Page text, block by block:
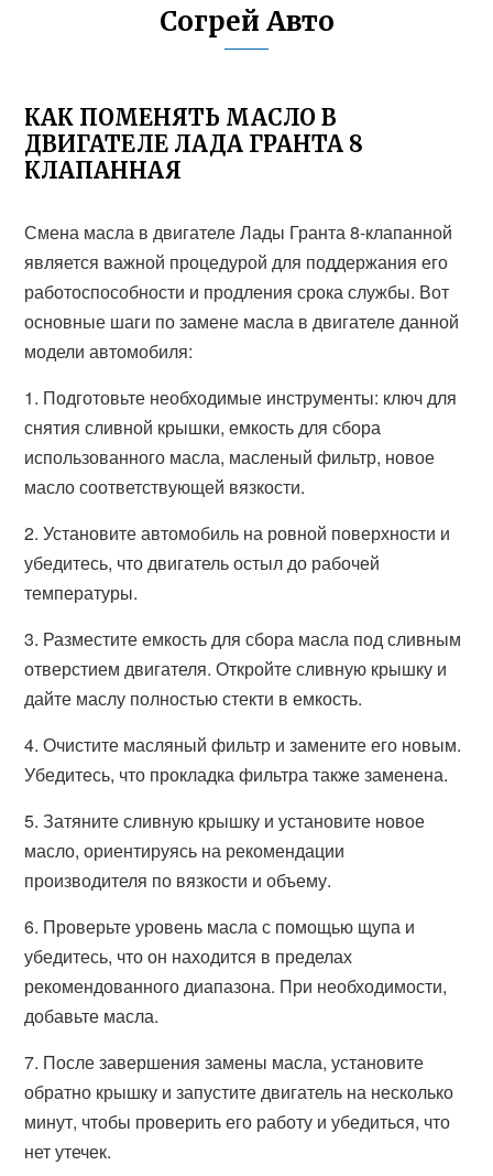
Согрей Авто
КАК ПОМЕНЯТЬ МАСЛО В
ДВИГАТЕЛЕ ЛАДА ГРАНТА 8
КЛАПАННАЯ
Смена масла в двигателе Лады Гранта 8-клапанной
является важной процедурой для поддержания его
работоспособности и продления срока службы. Вот
основные шаги по замене масла в двигателе данной
модели автомобиля:
1. Подготовьте необходимые инструменты: ключ для
снятия сливной крышки, емкость для сбора
использованного масла, масленый фильтр, новое
масло соответствующей вязкости.
2. Установите автомобиль на ровной поверхности и
убедитесь, что двигатель остыл до рабочей
температуры.
3. Разместите емкость для сбора масла под сливным
отверстием двигателя. Откройте сливную крышку и
дайте маслу полностью стекти в емкость.
4. Очистите масляный фильтр и замените его новым.
Убедитесь, что прокладка фильтра также заменена.
5. Затяните сливную крышку и установите новое
масло, ориентируясь на рекомендации
производителя по вязкости и объему.
6. Проверьте уровень масла с помощью щупа и
убедитесь, что он находится в пределах
рекомендованного диапазона. При необходимости,
добавьте масла.
7. После завершения замены масла, установите
обратно крышку и запустите двигатель на несколько
минут, чтобы проверить его работу и убедиться, что
нет утечек.